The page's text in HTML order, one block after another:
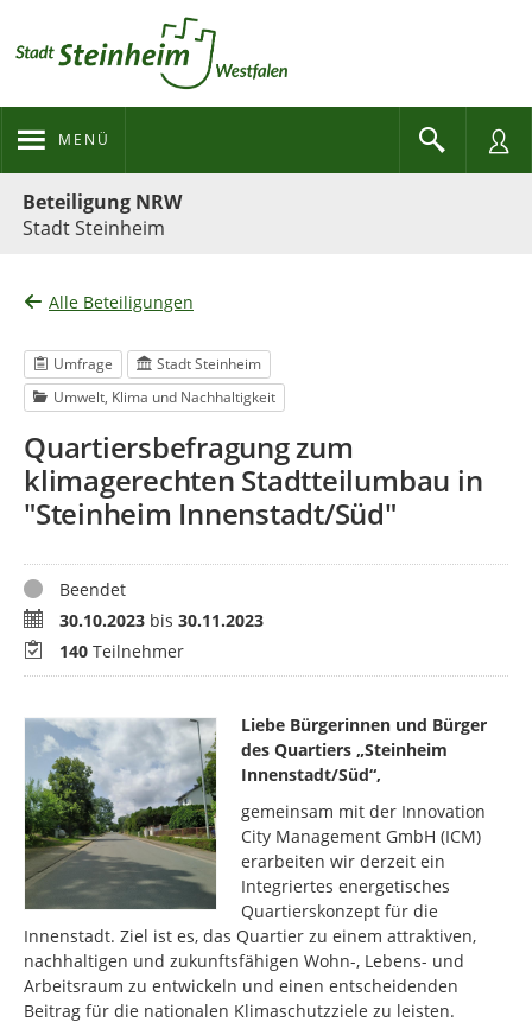
MENÜ
Beteiligung NRW
Stadt Steinheim
Alle Beteiligungen
Umfrage
Stadt Steinheim
Umwelt, Klima und Nachhaltigkeit
Quartiersbefragung zum
klimagerechten Stadtteilumbau in
"Steinheim Innenstadt/Süd"
StatusBeendet
Zeitraum30.10.2023 bis 30.11.2023
Teilnehmer
140 Teilnehmer
Liebe Bürgerinnen und Bürger
des Quartiers „Steinheim
Innenstadt/Süd“,
gemeinsam mit der Innovation
City Management GmbH (ICM)
erarbeiten wir derzeit ein
Integriertes energetisches
Quartierskonzept für die
Innenstadt. Ziel ist es, das Quartier zu einem attraktiven,
nachhaltigen und zukunftsfähigen Wohn-, Lebens- und
Arbeitsraum zu entwickeln und einen entscheidenden
Beitrag für die nationalen Klimaschutzziele zu leisten.